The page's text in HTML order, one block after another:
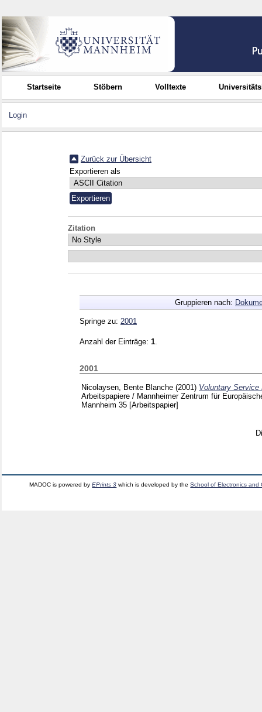
Startseite Stöbern Volltexte
Login
Zurück zur Übersicht
Exportieren als
Zitation
Gruppieren nach:
Springe zu: 2001
Anzahl der Einträge: 1
2001
Nicolaysen, Bente Blanche (2001) Voluntary
Arbeitspapiere / Mannheimer Zentrum für
Mannheim 35 [Arbeitspapier]
MADOC is powered byEPrints 3 which is developed by theSchool of Electronics and